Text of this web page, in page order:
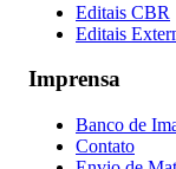
Editais CBR
Editais
Imprensa
Banco de
Contato